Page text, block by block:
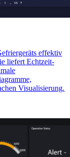
effektiv
liefert Echtzeit-
Visualisierung.